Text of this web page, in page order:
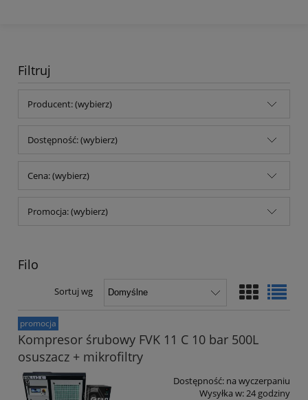
Filtruj
Producent: (wybierz)
Dostępność: (wybierz)
Cena: (wybierz)
Promocja: (wybierz)
Filo
Sortuj wg
Kompresor śrubowy FVK 11 C 10 bar 500L
osuszacz + mikrofiltry
Dostępność: na wyczerpaniu
Wysyłka w: 24 godziny
promocja